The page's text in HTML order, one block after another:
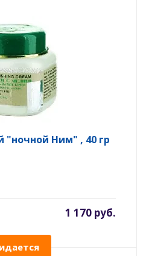
"ночной Ним" , 40 гр
1 170 руб.